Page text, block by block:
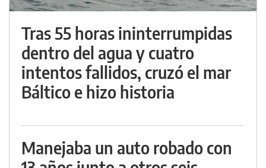
Tras 55 horas ininterrumpidas
dentro del agua y cuatro
intentos fallidos, cruzó el mar
Báltico e hizo historia
Manejaba un auto robado con